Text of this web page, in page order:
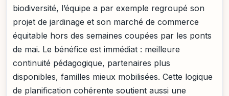
biodiversité, l’équipe a par exemple regroupé son
projet de jardinage et son marché de commerce
équitable hors des semaines coupées par les ponts
de mai. Le bénéfice est immédiat : meilleure
continuité pédagogique, partenaires plus
disponibles, familles mieux mobilisées. Cette logique
de planification cohérente soutient aussi une